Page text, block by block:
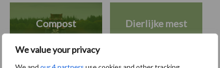
We value your privacy
Compost Dierlijke mest